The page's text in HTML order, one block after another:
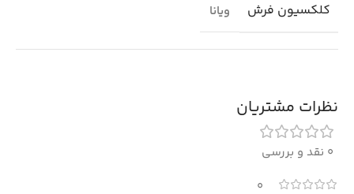
کلکسیون فرش ویانا
نظرات مشتریان
0 نقد و بررسی
0